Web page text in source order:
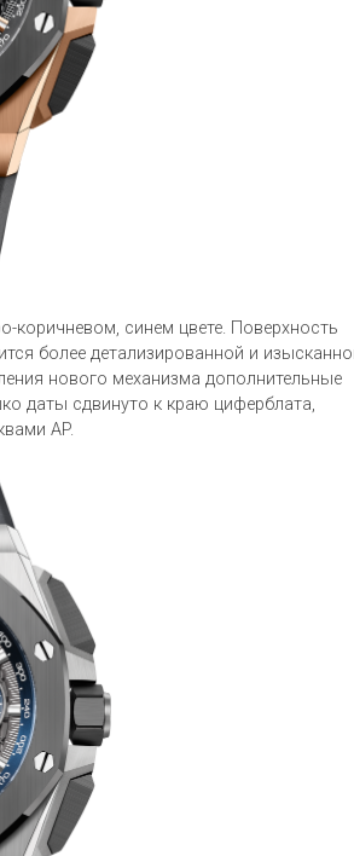
коричневом, синем цвете. Поверхность
более детализированной и
нового механизма дополнительные
даты сдвинуто к краю циферблата,
AP.